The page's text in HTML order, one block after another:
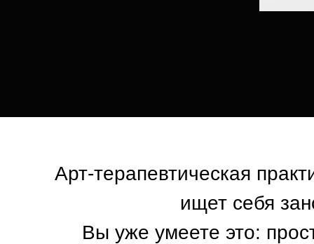
Арт-терапевтическая
ищет себя
Вы уже умеете это: